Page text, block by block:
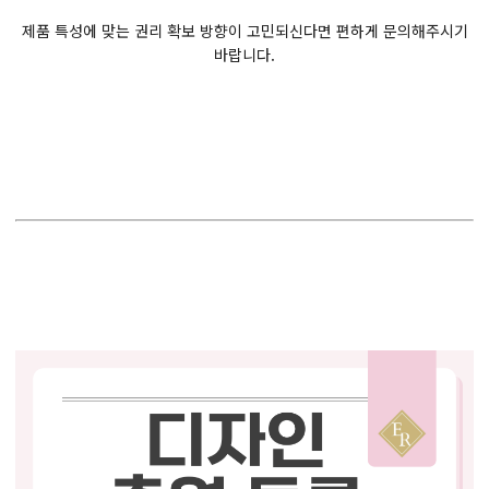
제품 특성에 맞는 권리 확보 방향이 고민되신다면 편하게 문의해주시기
바랍니다.